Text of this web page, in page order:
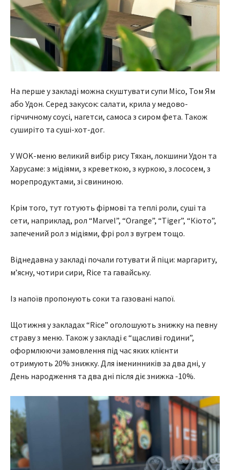
На перше у закладі можна скуштувати супи Mico, Том Ям
або Удон. Серед закусок: салати, крила у медово-
гірчичному соусі, нагетси, самоса з сиром фета. Також
суширіто та суші-хот-дог.
У WOK-меню великий вибір рису Тяхан, локшини Удон та
Харусаме: з мідіями, з креветкою, з куркою, з лососем, з
морепродуктами, зі свининою.
Крім того, тут готують фірмові та теплі роли, суші та
сети, наприклад, рол “Marvel”, “Orange”, “Tiger”, “Кіото”,
запечений рол з мідіями, фрі рол з вугрем тощо.
Віднедавна у закладі почали готувати й піци: маргариту,
м’ясну, чотири сири, Rice та гавайську.
Із напоїв пропонують соки та газовані напої.
Щотижня у закладах “Rice” оголошують знижку на певну
страву з меню. Також у закладі є “щасливі години”,
оформлюючи замовлення під час яких клієнти
отримують 20% знижку. Для іменинників за два дні, у
День народження та два дні після діє знижка -10%.